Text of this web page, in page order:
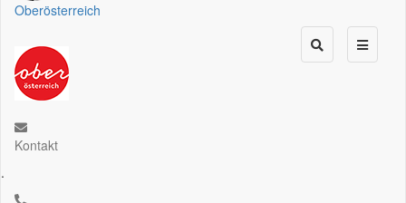
Oberösterreich
Kontakt
.